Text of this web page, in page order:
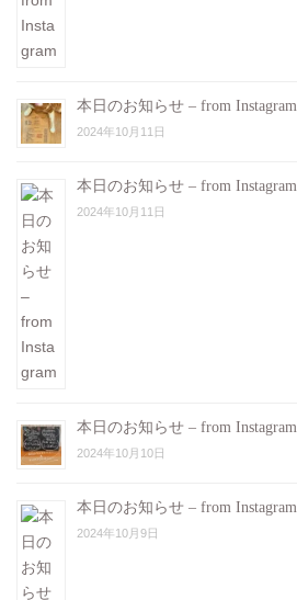
本日のお知らせ – from Instagram
2024年10月11日
本日のお知らせ – from Instagram
2024年10月11日
本日のお知らせ – from Instagram
2024年10月10日
本日のお知らせ – from Instagram
2024年10月9日